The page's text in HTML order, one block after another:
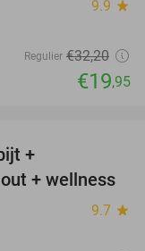
9.9 star
Regulier €32,20
€19,95
+
+ wellness
9.7 star